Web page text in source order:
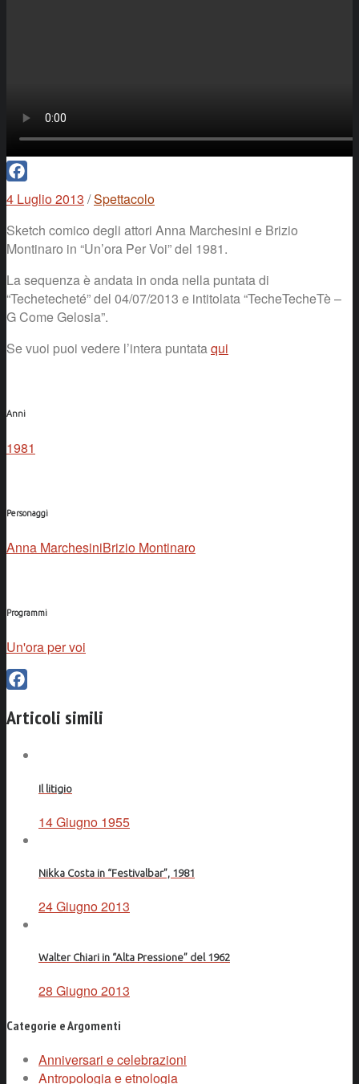
Facebook
4 Luglio 2013 /Spettacolo
Sketch comico degli attori Anna Marchesini e Brizio
Montinaro in “Un’ora Per Voi” del 1981.
La sequenza è andata in onda nella puntata di
“Techetecheté” del 04/07/2013 e intitolata “TecheTecheTè –
G Come Gelosia”.
Se vuoi puoi vedere l’intera puntataqui
Anni
1981
Personaggi
Anna MarchesiniBrizio Montinaro
Programmi
Un'ora per voi
Articoli simili
Il litigio
14 Giugno 1955
Nikka Costa in “Festivalbar”, 1981
24 Giugno 2013
Walter Chiari in “Alta Pressione” del 1962
28 Giugno 2013
Categorie e Argomenti
Anniversari e celebrazioni
Antropologia e etnologia